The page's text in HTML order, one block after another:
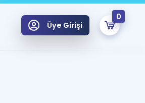
Üye Girişi
0